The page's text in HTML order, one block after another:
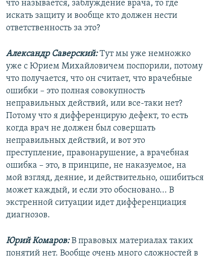
что называется, заблуждение врача, то где
искать защиту и вообще кто должен нести
ответственность за это?
Александр Саверский:Тут мы уже немножко
уже с Юрием Михайловичем поспорили, потому
что получается, что он считает, что врачебные
ошибки – это полная совокупность
неправильных действий, или все-таки нет?
Потому что я дифференцирую дефект, то есть
когда врач не должен был совершать
неправильных действий, и вот это
преступление, правонарушение, а врачебная
ошибка – это, в принципе, не наказуемое, на
мой взгляд, деяние, и действительно, ошибиться
может каждый, и если это обосновано... В
экстренной ситуации идет дифференциация
диагнозов.
Юрий Комаров:В правовых материалах таких
понятий нет. Вообще очень много сложностей в